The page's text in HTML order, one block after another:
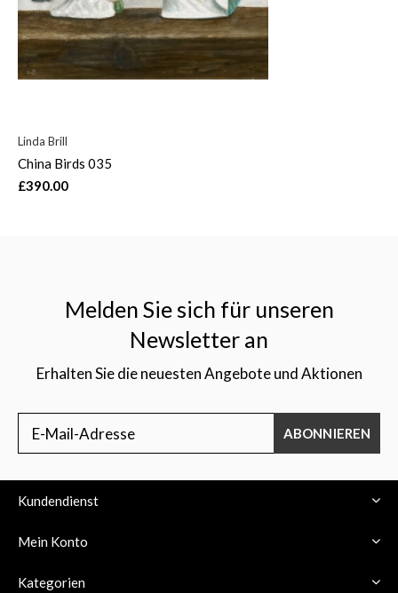
Linda Brill
China Birds 035
£390.00
Melden Sie sich für unseren
Newsletter an
Erhalten Sie die neuesten Angebote und Aktionen
ABONNIEREN
Kundendienst
Mein Konto
Kategorien